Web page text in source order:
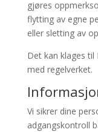
gjøres
flytting av egne
eller sletting av
Det kan klages til
med regelverket.
Vi sikrer dine
adgangskontroll